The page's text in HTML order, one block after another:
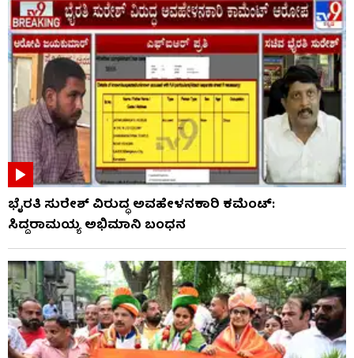
ಭೈರತಿ ಸುರೇಶ್ ವಿರುದ್ಧ ಅವಹೇಳನಕಾರಿ ಕಮೆಂಟ್:
ಸಿದ್ದರಾಮಯ್ಯ ಅಭಿಮಾನಿ ಬಂಧನ